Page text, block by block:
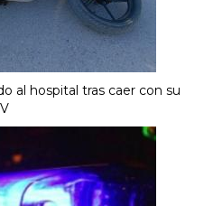
al hospital tras caer con su